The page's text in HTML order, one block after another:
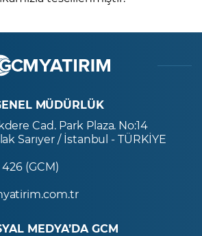
MÜDÜRLÜK
Cad. Park Plaza. No:14
Sarıyer / İstanbul - TÜRKİYE
(GCM)
MEDYA’DA GCM